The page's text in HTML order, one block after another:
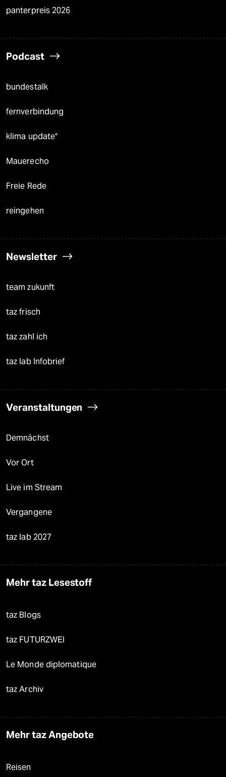
panterpreis 2026
Podcast
bundestalk
fernverbindung
klima update°
Mauerecho
Freie Rede
reingehen
Newsletter
team zukunft
taz frisch
taz zahl ich
taz lab Infobrief
Veranstaltungen
Demnächst
Vor Ort
Live im Stream
Vergangene
taz lab 2027
Mehr taz Lesestoff
taz Blogs
taz FUTURZWEI
Le Monde diplomatique
taz Archiv
Mehr taz Angebote
Reisen